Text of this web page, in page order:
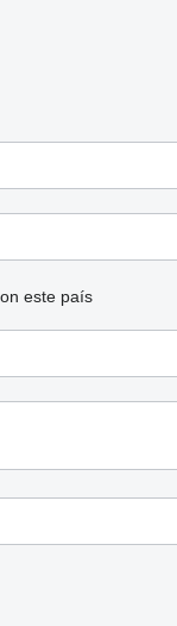
este país